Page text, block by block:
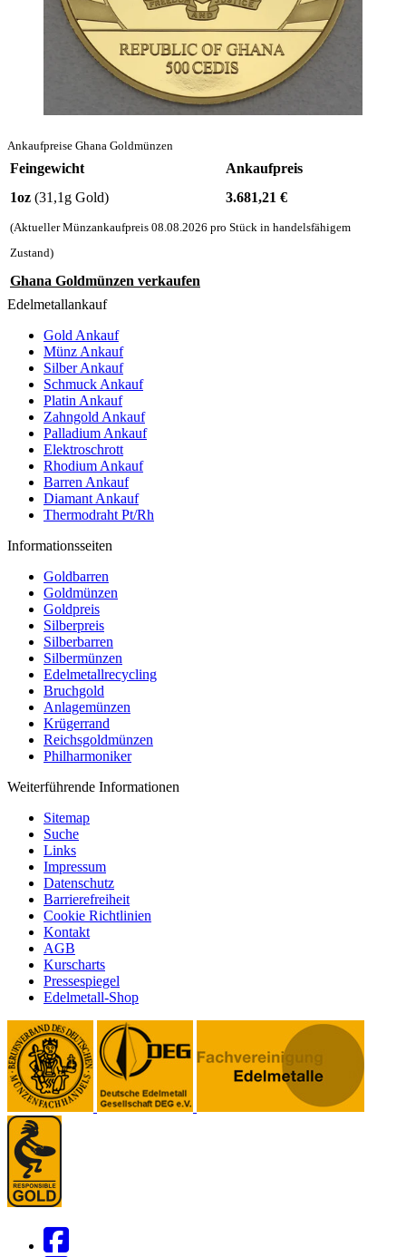
Ankaufpreise Ghana Goldmünzen
Feingewicht
Ankaufpreis
1oz (31,1g Gold) 3.681,21 €
(Aktueller Münzankaufpreis 08.08.2026 pro Stück in handelsfähigem
Zustand)
Ghana Goldmünzen verkaufen
Edelmetallankauf
Gold Ankauf
Münz Ankauf
Silber Ankauf
Schmuck Ankauf
Platin Ankauf
Zahngold Ankauf
Palladium Ankauf
Elektroschrott
Rhodium Ankauf
Barren Ankauf
Diamant Ankauf
Thermodraht Pt/Rh
Informationsseiten
Goldbarren
Goldmünzen
Goldpreis
Silberpreis
Silberbarren
Silbermünzen
Edelmetallrecycling
Bruchgold
Anlagemünzen
Krügerrand
Reichsgoldmünzen
Philharmoniker
Weiterführende Informationen
Sitemap
Suche
Links
Impressum
Datenschutz
Barrierefreiheit
Cookie Richtlinien
Kontakt
AGB
Kurscharts
Pressespiegel
Edelmetall-Shop